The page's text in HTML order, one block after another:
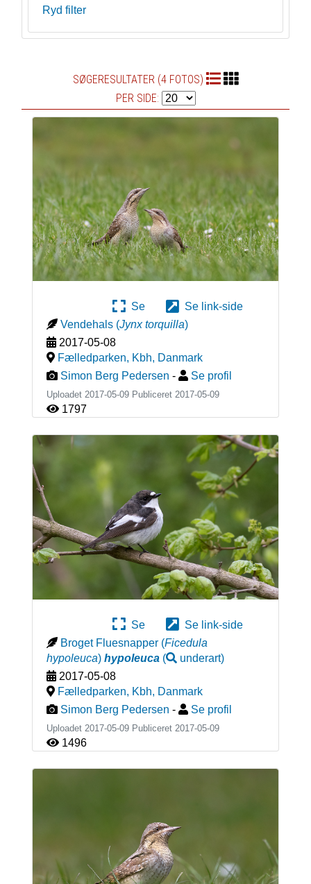
Ryd filter
SØGERESULTATER (4 FOTOS)
PER SIDE:
Se
Se link-side
Vendehals (Jynx torquilla)
2017-05-08
Fælledparken, Kbh, Danmark
Simon Berg Pedersen - Se profil
Uploadet 2017-05-09 Publiceret 2017-05-09
1797
Se
Se link-side
Broget Fluesnapper (Ficedula
hypoleuca) hypoleuca( underart)
2017-05-08
Fælledparken, Kbh, Danmark
Simon Berg Pedersen - Se profil
Uploadet 2017-05-09 Publiceret 2017-05-09
1496